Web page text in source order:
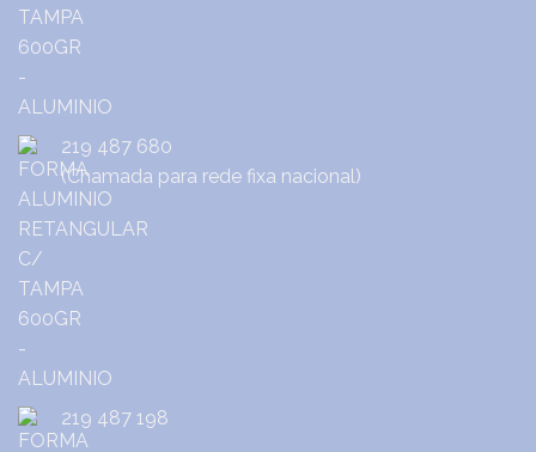
219 487 680
(Chamada para rede fixa nacional)
219 487 198